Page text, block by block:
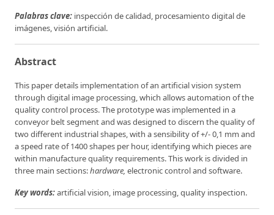
Palabras clave: inspección de calidad, procesamiento digital de
imágenes, visión artificial.
Abstract
This paper details implementation of an artificial vision system
through digital image processing, which allows automation of the
quality control process. The prototype was implemented in a
conveyor belt segment and was designed to discern the quality of
two different industrial shapes, with a sensibility of +/- 0,1 mm and
a speed rate of 1400 shapes per hour, identifying which pieces are
within manufacture quality requirements. This work is divided in
three main sections:hardware, electronic control and software.
Key words:artificial vision, image processing, quality inspection.